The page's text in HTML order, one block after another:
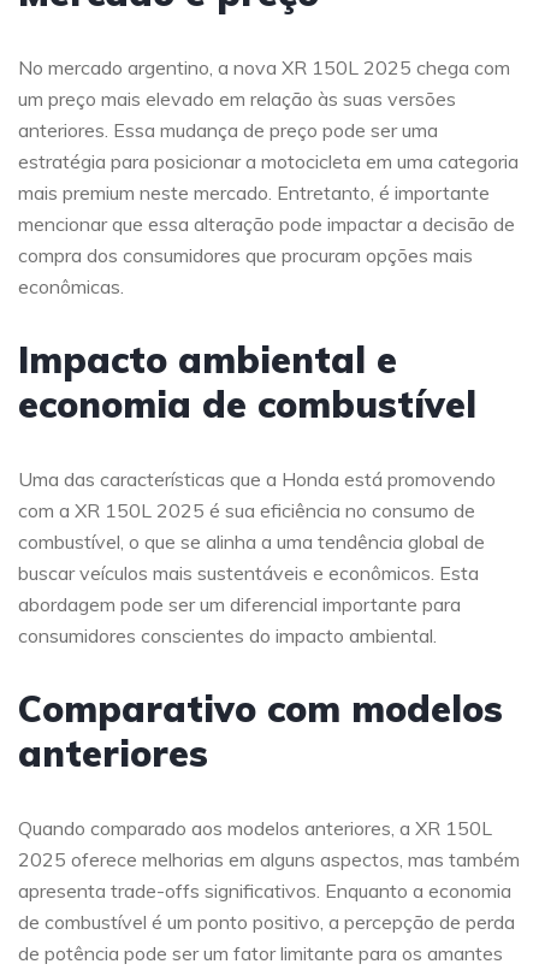
No mercado argentino, a nova XR 150L 2025 chega com
um preço mais elevado em relação às suas versões
anteriores. Essa mudança de preço pode ser uma
estratégia para posicionar a motocicleta em uma categoria
mais premium neste mercado. Entretanto, é importante
mencionar que essa alteração pode impactar a decisão de
compra dos consumidores que procuram opções mais
econômicas.
Impacto ambiental e
economia de combustível
Uma das características que a Honda está promovendo
com a XR 150L 2025 é sua eficiência no consumo de
combustível, o que se alinha a uma tendência global de
buscar veículos mais sustentáveis e econômicos. Esta
abordagem pode ser um diferencial importante para
consumidores conscientes do impacto ambiental.
Comparativo com modelos
anteriores
Quando comparado aos modelos anteriores, a XR 150L
2025 oferece melhorias em alguns aspectos, mas também
apresenta trade-offs significativos. Enquanto a economia
de combustível é um ponto positivo, a percepção de perda
de potência pode ser um fator limitante para os amantes